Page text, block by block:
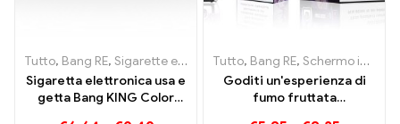
Tutto, Bang RE, Sigarette elettroniche usa e getta Lituania ,
Sigaretta elettronica usa e
getta Bang KING Color
Tutto, Bang RE, Schermo intelligente Bang King 15000 Soffio
Goditi un'esperienza di
fumo fruttata